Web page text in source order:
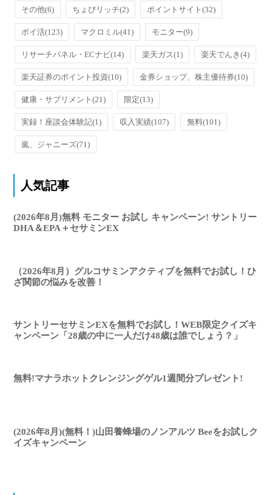
その他(6) ちょびリッチ(2) ポイントサイト(32)
ポイ活(123) マクロミル(41) モニター(9)
リサーチパネル・ECナビ(14) 楽天ガス(1) 楽天でんき(4)
楽天証券のポイント投資(10) 金券ショップ、株主優待券(10)
健康・サプリメント(21) 限定(13)
実録！座談会体験記(1) 収入実績(107) 無料(101)
嵐、ジャニーズ(71)
人気記事
(2026年8月)無料 モニター お試し キャンペーン! サントリー
DHA＆EPA＋セサミンEX
（2026年8月）グルコサミンアクティブを無料でお試し！ひ
ざ関節の悩みを改善！
サントリーセサミンEXを無料でお試し！WEB限定クイズキ
ャンペーン「28歳の中に一人だけ48歳は誰でしょう？」
無料!マナラホットクレンジングゲル1週間分プレゼント!
(2026年8月)(無料！)山田養蜂場のノンアルツ Beeをお試しク
イズキャンペーン